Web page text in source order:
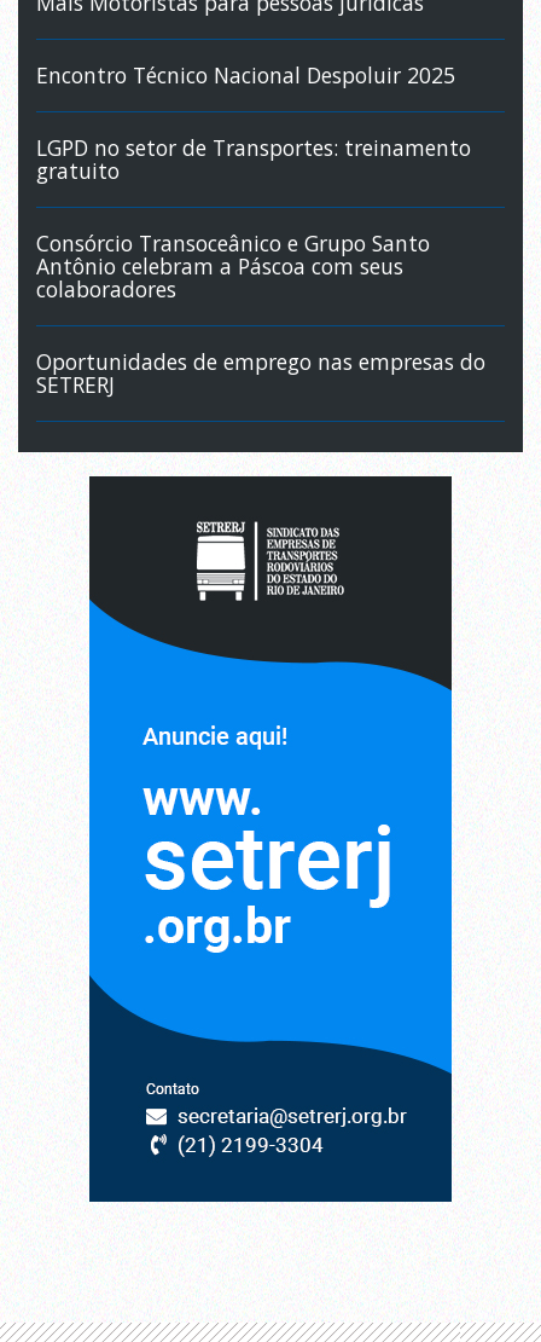
Encontro Técnico Nacional Despoluir 2025
LGPD no setor de Transportes: treinamento
gratuito
Consórcio Transoceânico e Grupo Santo
Antônio celebram a Páscoa com seus
colaboradores
Oportunidades de emprego nas empresas do
SETRERJ